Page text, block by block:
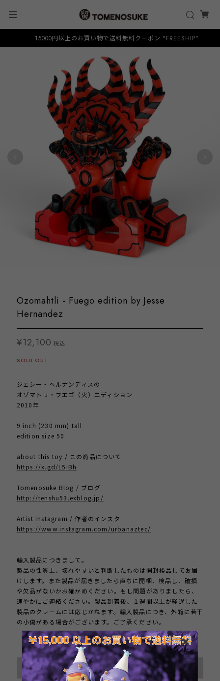
15000円以上のお買い物で送料無料クーポン "FREESHIP"
Ozomahtli - Fuego edition by Jesse
Hernandez
¥12,100 税込
SOLD OUT
ジェシー・ヘルナンディスの
オゾマトリ・フエゴ（火）エディション
2010年
9 inch (230 mm) tall
edition size 50
about this toy / この商品について
https://x.gd/L5iBh
Tomenosuke Blog / ブログ
http://tenshu53.exblog.jp/
Artist Instagram / 作者のインスタ
https://www.instagram.com/urbanaztec/
輸入製品につきまして。
製品の性質上、壊れやすいと判断したものは開封検品してお届
けします。また製品が届きましたら直ちに開梱、検品し、破損
や欠品がないかお確かめください。もし問題がありましたら、
速やかにご連絡ください。製品到着後、１週間以上が経過した
製品のクレームには応じかねます。輸入製品につき、外箱に若干
の小傷がある場合がございます。ご了承ください。
International shipping available
Sold out